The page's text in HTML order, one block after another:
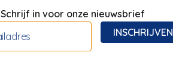
Schrijf in voor onze nieuwsbrief
INSCHRIJVEN